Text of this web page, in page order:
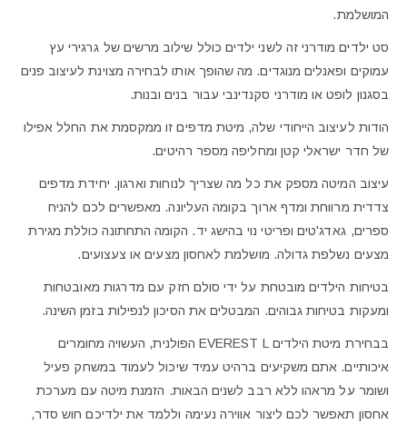
המושלמת.
סט ילדים מודרני זה לשני ילדים כולל שילוב מרשים של גרגירי עץ
עמוקים ופאנלים מנוגדים. מה שהופך אותו לבחירה מצוינת לעיצוב פנים
בסגנון לופט או מודרני סקנדינבי עבור בנים ובנות.
הודות לעיצוב הייחודי שלה, מיטת מדפים זו ממקסמת את החלל אפילו
של חדר ישראלי קטן ומחליפה מספר רהיטים.
עיצוב המיטה מספק את כל מה שצריך לנוחות וארגון. יחידת מדפים
צדדית מרווחת ומדף ארוך בקומה העליונה. מאפשרים לכם להניח
ספרים, גאדג'טים ופריטי נוי בהישג יד. הקומה התחתונה כוללת מגירת
מצעים נשלפת גדולה. מושלמת לאחסון מצעים או צעצועים.
בטיחות הילדים מובטחת על ידי סולם חזק עם מדרגות מאובטחות
ומעקות בטיחות גבוהים. המבטלים את הסיכון לנפילות בזמן השינה.
בבחירת מיטת הילדים EVEREST L הפולנית, העשויה מחומרים
איכותיים. אתם משקיעים ברהיט עמיד שיכול לעמוד במשחק פעיל
ושומר על מראהו ללא רבב לשנים הבאות. הזמנת מיטה עם מערכת
אחסון תאפשר לכם ליצור אווירה נעימה וללמד את ילדיכם חוש סדר,